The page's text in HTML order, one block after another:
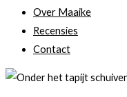
Over Maaike
Recensies
Contact